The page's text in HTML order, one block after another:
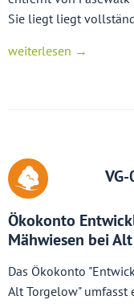
Sie liegt liegt
weiterlesen →
Ökokonto
Mähwiesen bei
Das Ökokonto
Alt Torgelow" umfasst